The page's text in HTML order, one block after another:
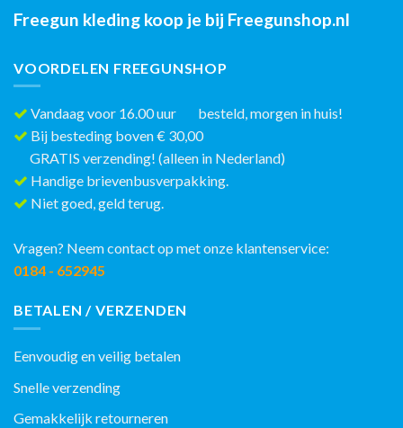
Freegun kleding koop je bij Freegunshop.nl
VOORDELEN FREEGUNSHOP
Vandaag voor 16.00 uur besteld, morgen in huis!
Bij besteding boven € 30,00
GRATIS verzending! (alleen in Nederland)
Handige brievenbusverpakking.
Niet goed, geld terug.
Vragen? Neem contact op met onze klantenservice:
0184 - 652945
BETALEN / VERZENDEN
Eenvoudig en veilig betalen
Snelle verzending
Gemakkelijk retourneren